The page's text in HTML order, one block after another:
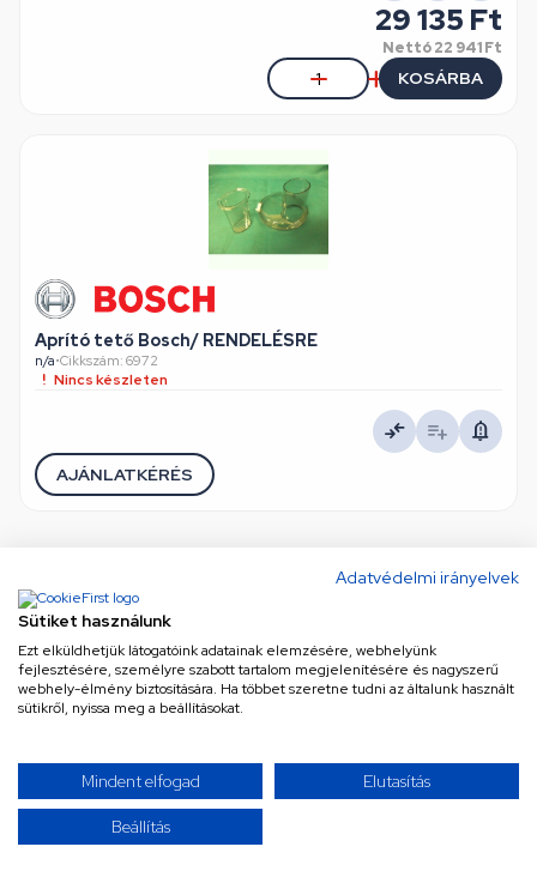
Adatvédelmi irányelvek
Sütiket használunk
Ezt elküldhetjük látogatóink adatainak elemzésére, webhelyünk
fejlesztésére, személyre szabott tartalom megjelenítésére és nagyszerű
webhely-élmény biztosítására. Ha többet szeretne tudni az általunk használt
sütikről, nyissa meg a beállításokat.
Mindent elfogad Elutasítás
Beállítás
29 135 Ft
Nettó22 941 Ft
KOSÁRBA
Aprító tető Bosch/ RENDELÉSRE
n/a•Cikkszám: 6972
Nincs készleten
AJÁNLATKÉRÉS
/ 3
Úgy érzed, mindent láttál már? Gondold újra! Kínálatunk
szinte végtelen, és folyamatosan bővül a legújabb és
legkeresettebb termékekkel. Ne maradj le semmiről!
Görgess tovább, és merülj el a választékban – a